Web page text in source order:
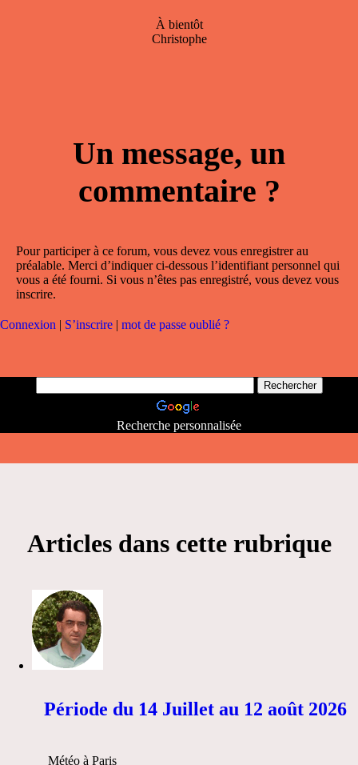
À bientôt
Christophe
Un message, un
commentaire ?
Pour participer à ce forum, vous devez vous enregistrer au
préalable. Merci d’indiquer ci-dessous l’identifiant personnel qui
vous a été fourni. Si vous n’êtes pas enregistré, vous devez vous
inscrire.
Connexion | S’inscrire | mot de passe oublié ?
Recherche personnalisée
Articles dans cette rubrique
Période du 14 Juillet au 12 août 2026
Météo à Paris